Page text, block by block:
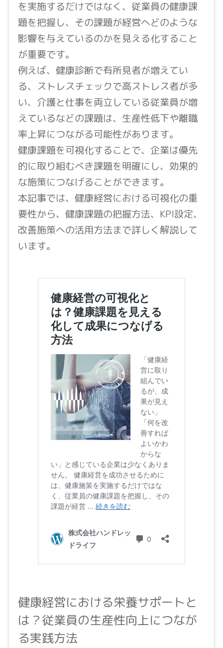
を実施するだけではなく、従業員の健康課
題を把握し、その課題が経営へどのような
影響を与えているのかを見える化すること
が重要です。
例えば、健康診断で有所見者が増えてい
る、ストレスチェックで高ストレス者が多
い、介護と仕事を両立している従業員が増
えているなどの課題は、生産性低下や離職
率上昇につながる可能性があります。
健康課題を可視化することで、企業は優先
的に取り組むべき課題を明確にし、効果的
な施策につなげることができます。
本記事では、健康経営における可視化の重
要性から、健康課題の把握方法、KPI設定、
改善施策への活用方法まで詳しく解説して
います。
健康経営における栄養サポートと
は？従業員の生産性向上につなが
る実践方法